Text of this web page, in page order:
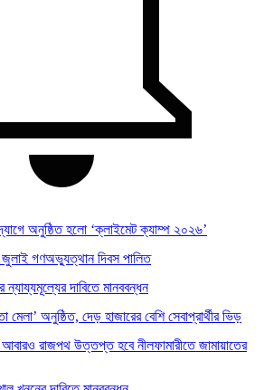
অনুষ্ঠিত হলো ‘ক্লাইমেট ক্যাম্প ২০২৬’
জুলাই গণঅভ্যুত্থান দিবস পালিত
দাবিতে মানববন্ধন
মেলা’ অনুষ্ঠিত, দেড় হাজারের বেশি সেবাপ্রার্থীর ভিড়
রাজপথ উত্তপ্ত হবে নীলফামারীতে জামায়াতের